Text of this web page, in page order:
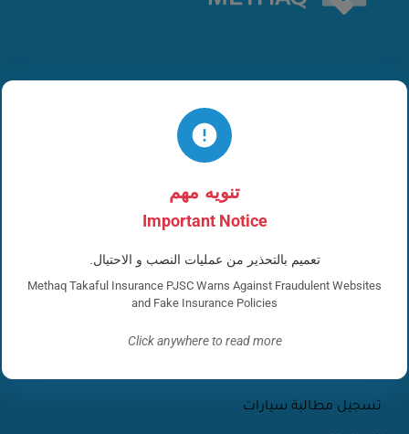
تنويه مهم
Important Notice
تعميم بالتحذير من عمليات النصب و الاحتيال.
Methaq Takaful Insurance PJSC Warns Against Fraudulent Websites
and Fake Insurance Policies
Click anywhere to read more
تأمين الشركات
تسجيل مطالبة سيارات